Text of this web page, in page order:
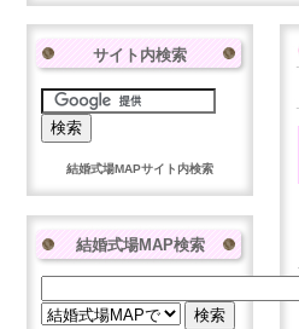
サイト内検索
結婚式場MAPサイト内検索
結婚式場MAP検索